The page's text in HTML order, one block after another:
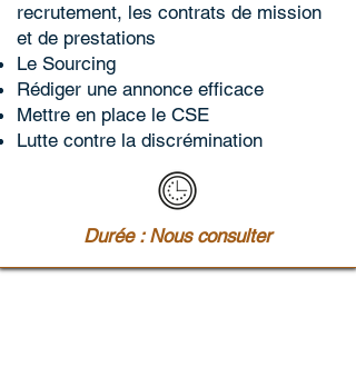
recrutement, les contrats de mission
et de prestations
Le Sourcing
Rédiger une annonce efficace
Mettre en place le CSE
Lutte contre la discrémination
Durée : Nous consulter